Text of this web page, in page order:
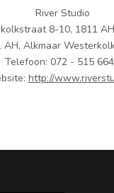
River Studio
8-10, 1811
Alkmaar
Telefoon: 072 - 515
http://